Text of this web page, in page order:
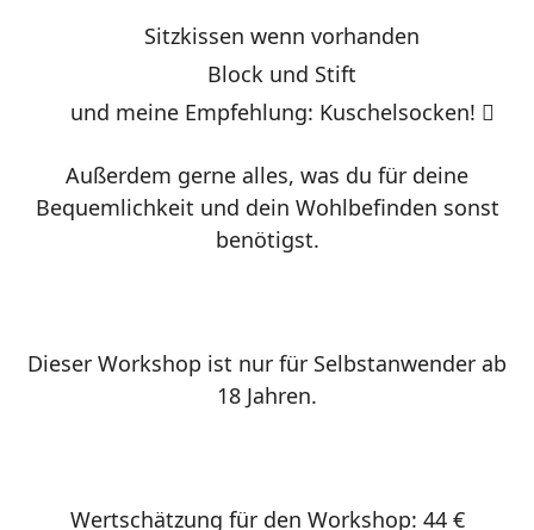
Sitzkissen wenn vorhanden
Block und Stift
und meine Empfehlung: Kuschelsocken! 
Außerdem gerne alles, was du für deine
Bequemlichkeit und dein Wohlbefinden sonst
benötigst.
Dieser Workshop ist nur für Selbstanwender ab
18 Jahren.
Wertschätzung für den Workshop: 44 €